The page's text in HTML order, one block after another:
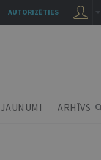
JAUNUMI ARHĪVS
AUTORIZĒTIES